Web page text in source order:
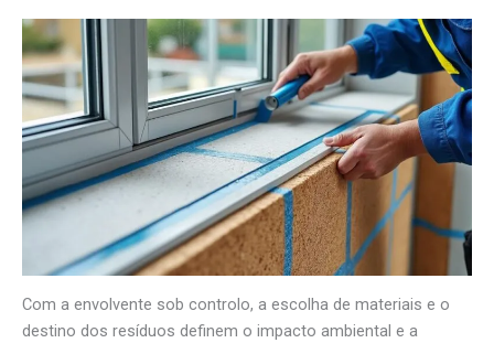
Com a envolvente sob controlo, a escolha de materiais e o
destino dos resíduos definem o impacto ambiental e a